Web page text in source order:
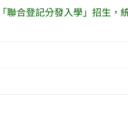
合登記分發入學」招生，